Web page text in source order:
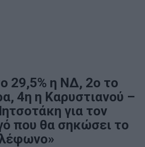
29,5% η ΝΔ, 2ο το
4η η Καρυστιανού –
για τον
που θα σηκώσει το